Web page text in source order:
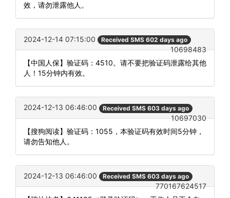
效，请勿泄露他人。
2024-12-14 07:15:00 Received SMS 602 days ago
10698483
【中国人保】验证码：4510。请不要把验证码泄露给其他
人！15分钟内有效。
2024-12-13 06:46:00 Received SMS 603 days ago
10697030
【搜狗阅读】验证码：1055，本验证码有效时间5分钟，
请勿告知他人。
2024-12-13 06:46:00 Received SMS 603 days ago
770167624517